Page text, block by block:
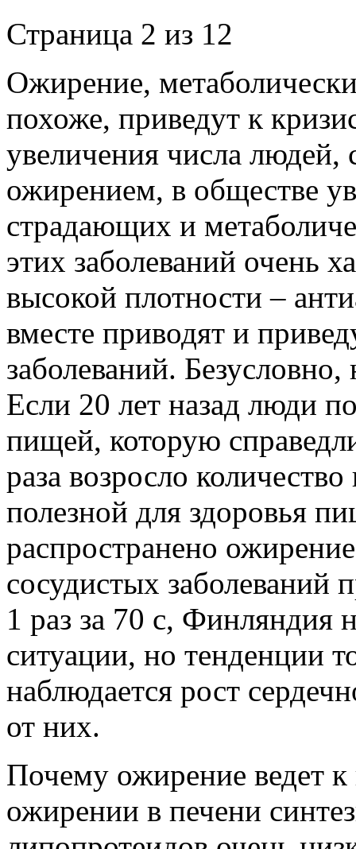
Страница 2 из 12
Ожирение,
похоже, приведут к
увеличения числа
ожирением, в обществе
страдающих и
этих заболеваний очень
высокой плотности –
вместе приводят и
заболеваний.
Если 20 лет назад люди
пищей, которую
раза возросло
полезной для здоровья
распространено
сосудистых заболеваний
1 раз за 70 с, Финляндия
ситуации, но тенденции
наблюдается рост
от них.
Почему ожирение ведет
ожирении в печени